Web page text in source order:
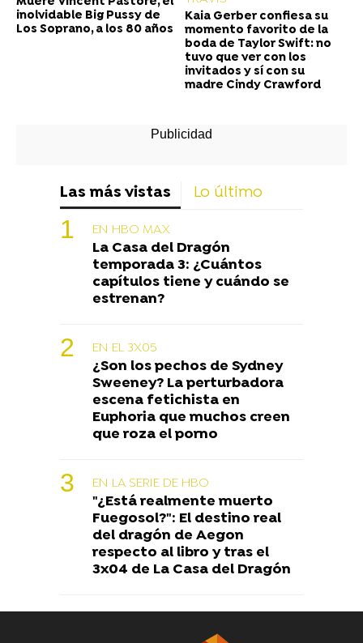
inolvidable Big Pussy de
Los Soprano, a los 80 años
Kaia Gerber confiesa su
momento favorito de la
boda de Taylor Swift: no
tuvo que ver con los
invitados y sí con su
madre Cindy Crawford
Las más vistas Lo último
EN HBO MAX
La Casa del Dragón
temporada 3: ¿Cuántos
capítulos tiene y cuándo se
estrenan?
EN EL 3X05
¿Son los pechos de Sydney
Sweeney? La perturbadora
escena fetichista en
Euphoria que muchos creen
que roza el porno
EN LA SERIE DE HBO
"¿Está realmente muerto
Fuegosol?": El destino real
del dragón de Aegon
respecto al libro y tras el
3x04 de La Casa del Dragón